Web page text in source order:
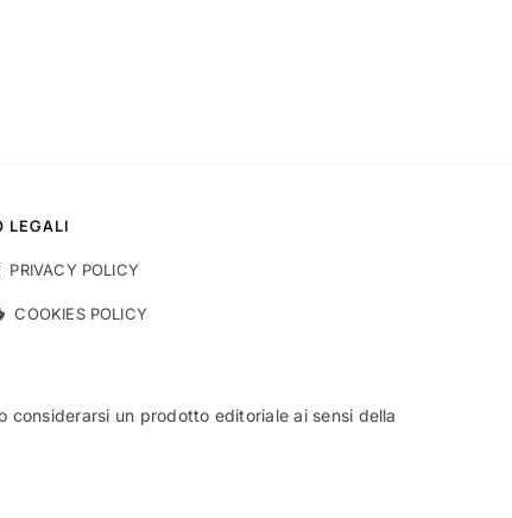
LEGALI
PRIVACY POLICY
COOKIES POLICY
un prodotto editoriale ai sensi della